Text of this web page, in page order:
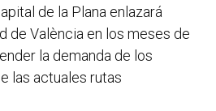
de la Plana enlazará
de València en los meses de
la demanda de los
las actuales rutas